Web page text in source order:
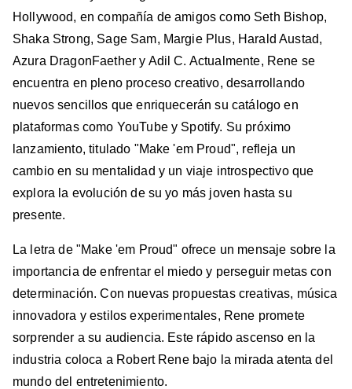
Hollywood, en compañía de amigos como Seth Bishop,
Shaka Strong, Sage Sam, Margie Plus, Harald Austad,
Azura DragonFaether y Adil C. Actualmente, Rene se
encuentra en pleno proceso creativo, desarrollando
nuevos sencillos que enriquecerán su catálogo en
plataformas como YouTube y Spotify. Su próximo
lanzamiento, titulado "Make 'em Proud", refleja un
cambio en su mentalidad y un viaje introspectivo que
explora la evolución de su yo más joven hasta su
presente.
La letra de "Make 'em Proud" ofrece un mensaje sobre la
importancia de enfrentar el miedo y perseguir metas con
determinación. Con nuevas propuestas creativas, música
innovadora y estilos experimentales, Rene promete
sorprender a su audiencia. Este rápido ascenso en la
industria coloca a Robert Rene bajo la mirada atenta del
mundo del entretenimiento.